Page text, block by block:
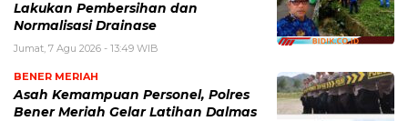
Lakukan Pembersihan dan
Normalisasi Drainase
Jumat, 7 Agu 2026 - 13:49 WIB
BENER MERIAH
Asah Kemampuan Personel, Polres
Bener Meriah Gelar Latihan Dalmas